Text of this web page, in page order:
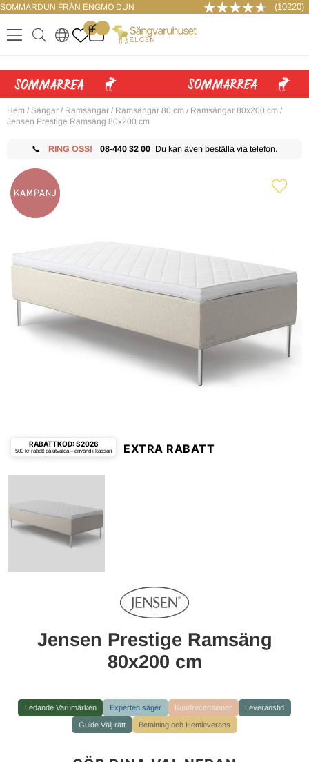
SOMMARDUN FRÅN ENGMO DUN (10220)
.
0
. ..
LOGGA IN
Hem / Sängar / Ramsängar / Ramsängar 80 cm / Ramsängar 80x200 cm /
Jensen Prestige Ramsäng 80x200 cm
📞 RING OSS! 08-440 32 00 Du kan även beställa via telefon.
RABATTKOD: S2026
500 kr rabatt på utvalda – använd i kassan EXTRA RABATT
Jensen Prestige Ramsäng
80x200 cm
Ledande Varumärken Experten säger Kundrecensioner Leveranstid
Guide Välj rätt Betalning och Hemleverans